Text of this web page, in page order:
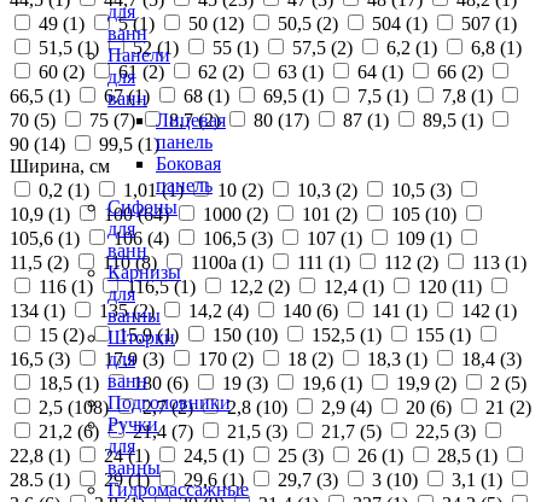
для
ванн
Панели
для
ванн
Лицевая
панель
Боковая
панель
Сифоны
для
ванн
Карнизы
для
ванны
Шторки
для
ванн
Подголовники
Ручки
для
ванны
Гидромассажные
49 (1) 5 (1) 50 (12) 50,5 (2) 504 (1) 507 (1)
51,5 (1) 52 (1) 55 (1) 57,5 (2) 6,2 (1) 6,8 (1)
60 (2) 61 (2) 62 (2) 63 (1) 64 (1) 66 (2)
66,5 (1) 67 (1) 68 (1) 69,5 (1) 7,5 (1) 7,8 (1)
70 (5) 75 (7) 8,7 (2) 80 (17) 87 (1) 89,5 (1)
90 (14) 99,5 (1)
Ширина, см
0,2 (1) 1,01 (1) 10 (2) 10,3 (2) 10,5 (3)
10,9 (1) 100 (64) 1000 (2) 101 (2) 105 (10)
105,6 (1) 106 (4) 106,5 (3) 107 (1) 109 (1)
11,5 (2) 110 (8) 1100а (1) 111 (1) 112 (2) 113 (1)
116 (1) 116,5 (1) 12,2 (2) 12,4 (1) 120 (11)
134 (1) 135 (2) 14,2 (4) 140 (6) 141 (1) 142 (1)
15 (2) 15,9 (1) 150 (10) 152,5 (1) 155 (1)
16,5 (3) 17,9 (3) 170 (2) 18 (2) 18,3 (1) 18,4 (3)
18,5 (1) 180 (6) 19 (3) 19,6 (1) 19,9 (2) 2 (5)
2,5 (108) 2,7 (2) 2,8 (10) 2,9 (4) 20 (6) 21 (2)
21,2 (6) 21,4 (7) 21,5 (3) 21,7 (5) 22,5 (3)
22,8 (1) 24 (1) 24,5 (1) 25 (3) 26 (1) 28,5 (1)
28.5 (1) 29 (1) 29,6 (1) 29,7 (3) 3 (10) 3,1 (1)